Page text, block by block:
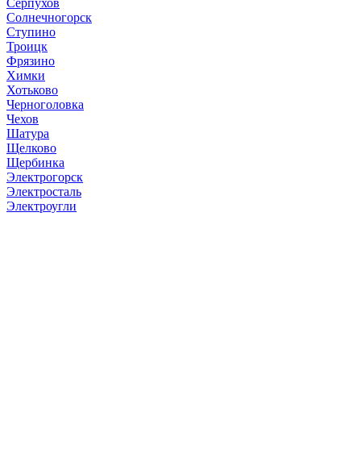
Солнечногорск
Ступино
Троицк
Фрязино
Химки
Хотьково
Черноголовка
Чехов
Шатура
Щелково
Щербинка
Электрогорск
Электросталь
Электроугли